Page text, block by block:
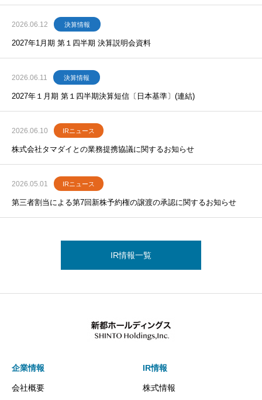
2026.06.12 決算情報
2027年1月期 第１四半期 決算説明会資料
2026.06.11 決算情報
2027年１月期 第１四半期決算短信〔日本基準〕(連結)
2026.06.10 IRニュース
株式会社タマダイとの業務提携協議に関するお知らせ
2026.05.01 IRニュース
第三者割当による第7回新株予約権の譲渡の承認に関するお知らせ
IR情報一覧
企業情報
会社概要
IR情報
株式情報